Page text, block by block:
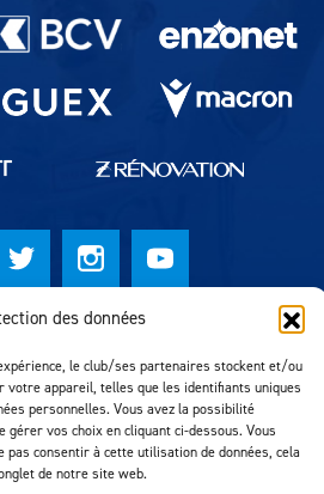
des données
le club/ses partenaires stockent et/ou
votre appareil, telles que les identifiants uniques
personnelles. Vous avez la possibilité
gérer vos choix en cliquant ci-dessous. Vous
pas consentir à cette utilisation de données, cela
de notre site web.
Sport Football Club 2026
MTM Agency